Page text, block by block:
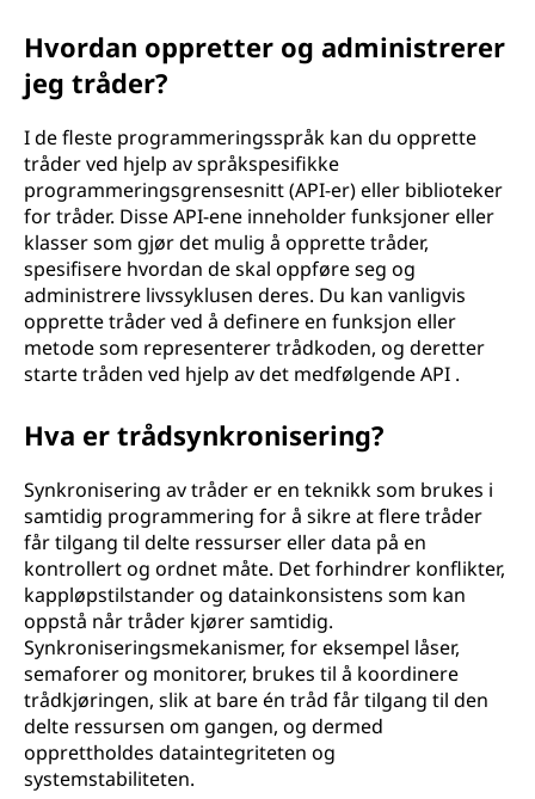
Hvordan oppretter og administrerer
jeg tråder?
I de fleste programmeringsspråk kan du opprette
tråder ved hjelp av språkspesifikke
programmeringsgrensesnitt (API-er) eller biblioteker
for tråder. Disse API-ene inneholder funksjoner eller
klasser som gjør det mulig å opprette tråder,
spesifisere hvordan de skal oppføre seg og
administrere livssyklusen deres. Du kan vanligvis
opprette tråder ved å definere en funksjon eller
metode som representerer trådkoden, og deretter
starte tråden ved hjelp av det medfølgende API .
Hva er trådsynkronisering?
Synkronisering av tråder er en teknikk som brukes i
samtidig programmering for å sikre at flere tråder
får tilgang til delte ressurser eller data på en
kontrollert og ordnet måte. Det forhindrer konflikter,
kappløpstilstander og datainkonsistens som kan
oppstå når tråder kjører samtidig.
Synkroniseringsmekanismer, for eksempel låser,
semaforer og monitorer, brukes til å koordinere
trådkjøringen, slik at bare én tråd får tilgang til den
delte ressursen om gangen, og dermed
opprettholdes dataintegriteten og
systemstabiliteten.